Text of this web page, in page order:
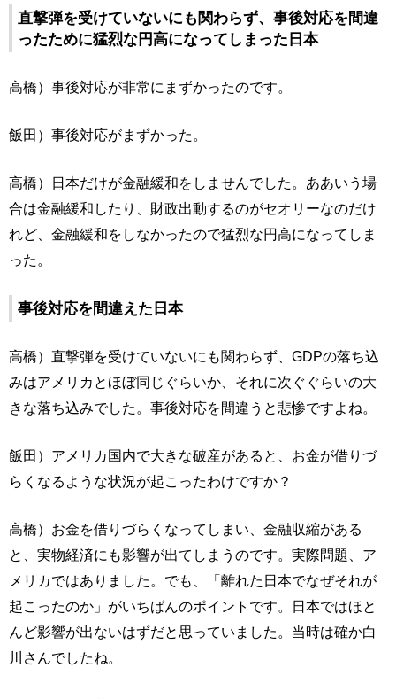
直撃弾を受けていないにも関わらず、事後対応を間違
ったために猛烈な円高になってしまった日本
高橋）事後対応が非常にまずかったのです。
飯田）事後対応がまずかった。
高橋）日本だけが金融緩和をしませんでした。ああいう場
合は金融緩和したり、財政出動するのがセオリーなのだけ
れど、金融緩和をしなかったので猛烈な円高になってしま
った。
事後対応を間違えた日本
高橋）直撃弾を受けていないにも関わらず、GDPの落ち込
みはアメリカとほぼ同じぐらいか、それに次ぐぐらいの大
きな落ち込みでした。事後対応を間違うと悲惨ですよね。
飯田）アメリカ国内で大きな破産があると、お金が借りづ
らくなるような状況が起こったわけですか？
高橋）お金を借りづらくなってしまい、金融収縮がある
と、実物経済にも影響が出てしまうのです。実際問題、ア
メリカではありました。でも、「離れた日本でなぜそれが
起こったのか」がいちばんのポイントです。日本ではほと
んど影響が出ないはずだと思っていました。当時は確か白
川さんでしたね。